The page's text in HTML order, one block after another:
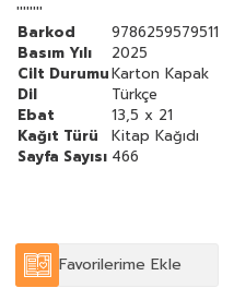
''''''''
Barkod
9786259579511
Basım Yılı
2025
Cilt DurumuKarton Kapak
Dil
Türkçe
Ebat
13,5 x 21
Kağıt Türü
Kitap Kağıdı
Sayfa Sayısı 466
Favorilerime Ekle